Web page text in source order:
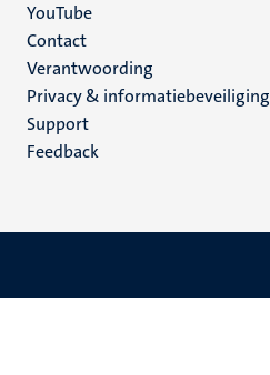
YouTube
Menu
footer
(NL)
Contact
Verantwoording
Privacy & informatiebeveiliging
Support
Feedback